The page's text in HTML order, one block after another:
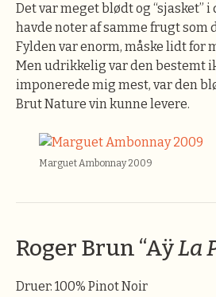
Det var meget blødt og “sjasket”
havde noter af samme frugt som
Fylden var enorm, måske lidt for
Men udrikkelig var den bestemt
imponerede mig mest, var den
Brut Nature vin kunne levere.
Marguet Ambonnay 2009
Roger Brun “AÿLa
Druer: 100% Pinot Noir